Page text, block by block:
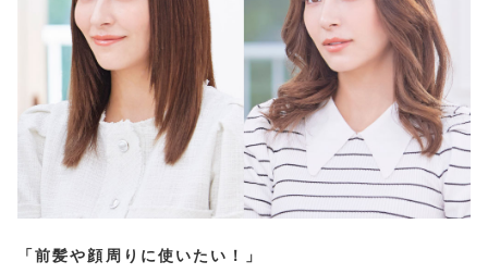
「前髪や顔周りに使いたい！」